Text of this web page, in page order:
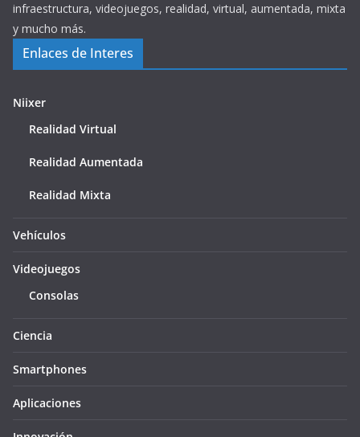
infraestructura, videojuegos, realidad, virtual, aumentada, mixta
y mucho más.
Enlaces de Interes
Niixer
Realidad Virtual
Realidad Aumentada
Realidad Mixta
Vehículos
Videojuegos
Consolas
Ciencia
Smartphones
Aplicaciones